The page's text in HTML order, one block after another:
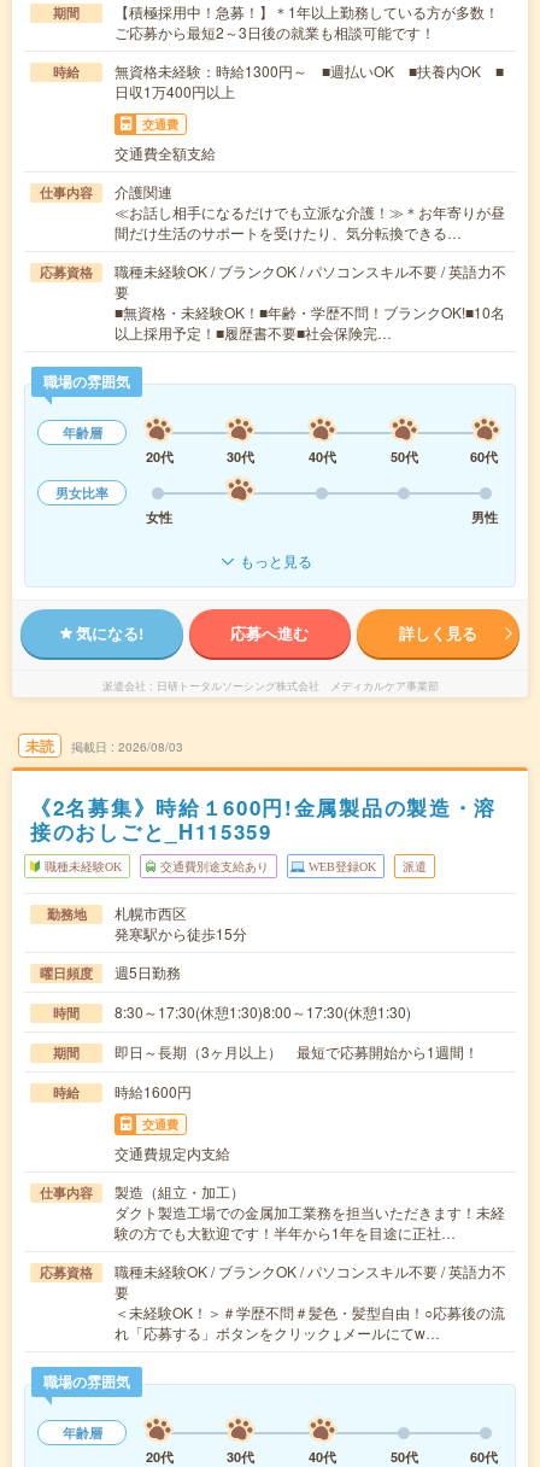
期間
【積極採用中！急募！】＊1年以上勤務している方が多数！
ご応募から最短2～3日後の就業も相談可能です！
時給
無資格未経験：時給1300円～ ■週払いOK ■扶養内OK ■
日収1万400円以上
交通費
交通費全額支給
仕事内容
介護関連
≪お話し相手になるだけでも立派な介護！≫＊お年寄りが昼
間だけ生活のサポートを受けたり、気分転換できる…
応募資格
職種未経験OK / ブランクOK / パソコンスキル不要 / 英語力不
要
■無資格・未経験OK！■年齢・学歴不問！ブランクOK!■10名
以上採用予定！■履歴書不要■社会保険完…
職場の雰囲気
年齢層
20代
30代 40代 50代
60代
男女比率
女性
男性
もっと見る
気になる! 応募へ進む 詳しく見る
派遣会社 日研トータルソーシング株式会社 メディカルケア事業部
未読 掲載日 2026/08/03
《2名募集》時給１600円!金属製品の製造・溶
接のおしごと_H115359
職種未経験OK 交通費別途支給あり WEB登録OK 派遣
勤務地
札幌市西区
発寒駅から徒歩15分
曜日頻度 週5日勤務
時間 8:30～17:30(休憩1:30)8:00～17:30(休憩1:30)
期間 即日～長期（3ヶ月以上） 最短で応募開始から1週間！
時給 時給1600円
交通費
交通費規定内支給
仕事内容
製造（組立・加工）
ダクト製造工場での金属加工業務を担当いただきます！未経
験の方でも大歓迎です！半年から1年を目途に正社…
応募資格
職種未経験OK / ブランクOK / パソコンスキル不要 / 英語力不
要
＜未経験OK！＞＃学歴不問＃髪色・髪型自由！○応募後の流
れ「応募する」ボタンをクリック↓メールにてw…
職場の雰囲気
年齢層
20代
30代 40代 50代 60代